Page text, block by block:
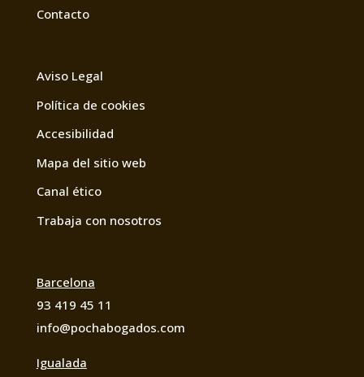
selección
de
POCH
ASOCIADOS,
S.L.P.
Los
se
conservarán
durante
Contacto
Aviso Legal
Política de cookies
Accesibilidad
Mapa del sitio web
Canal ético
Trabaja con nosotros
Barcelona
93 419 45 11
info@pochabogados.com
Igualada